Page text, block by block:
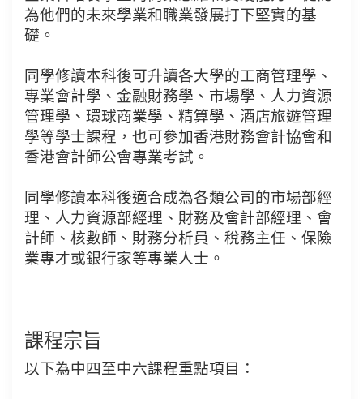
為他們的未來學業和職業發展打下堅實的基
礎。
同學修讀本科後可升讀各大學的工商管理學、
專業會計學、金融財務學、市場學、人力資源
管理學、環球商業學、精算學、酒店旅遊管理
學等學士課程，也可參加香港財務會計協會和
香港會計師公會專業考試。
同學修讀本科後適合成為各類公司的市場部經
理、人力資源部經理、財務及會計部經理、會
計師、核數師、財務分析員、稅務主任、保險
業專才或銀行家等專業人士。
課程宗旨
以下為中四至中六課程重點項目：